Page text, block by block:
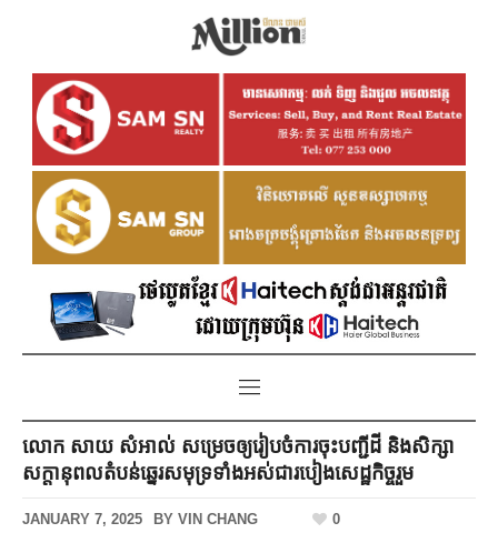
លោក សាយ សំអាល់ សម្រេចឲ្យរៀបចំការចុះបញ្ជីដី និងសិក្សា
សក្តានុពលតំបន់ឆ្នេរសមុទ្រទាំងអស់ជារបៀងសេដ្ឋកិច្ចរួម
JANUARY 7, 2025 BY VIN CHANG 0